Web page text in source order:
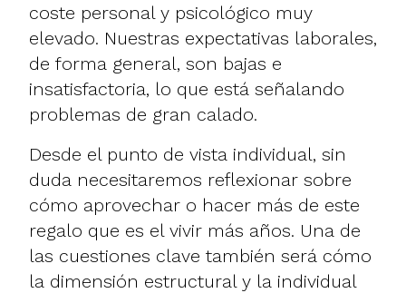
coste personal y psicológico muy
elevado. Nuestras expectativas laborales,
de forma general, son bajas e
insatisfactoria, lo que está señalando
problemas de gran calado.
Desde el punto de vista individual, sin
duda necesitaremos reflexionar sobre
cómo aprovechar o hacer más de este
regalo que es el vivir más años. Una de
las cuestiones clave también será cómo
la dimensión estructural y la individual